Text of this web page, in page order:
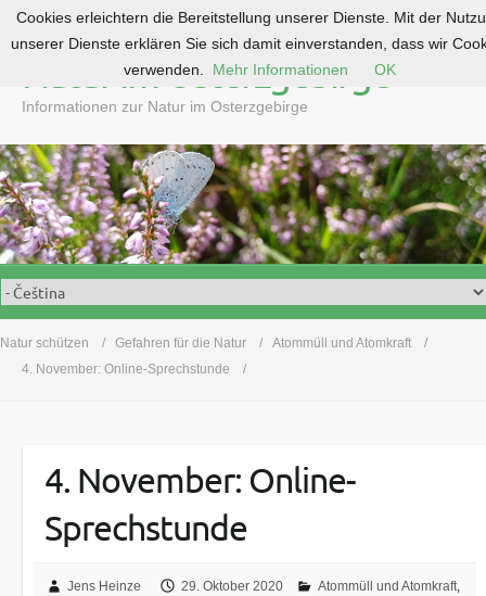
o
c
o
n
t
e
n
Natur im Osterzgebirge
Informationen zur Natur im Osterzgebirge
Natur schützen Gefahren für die Natur
Atommüll und Atomkraft
4. November: Online-Sprechstunde
4. November: Online-
Sprechstunde
Jens Heinze 29. Oktober 2020 Atommüll und Atomkraft,
Cookies erleichtern die Bereitstellung unserer Dienste. Mit der
unserer Dienste erklären Sie sich damit einverstanden, dass wir
verwenden.
Mehr Informationen OK